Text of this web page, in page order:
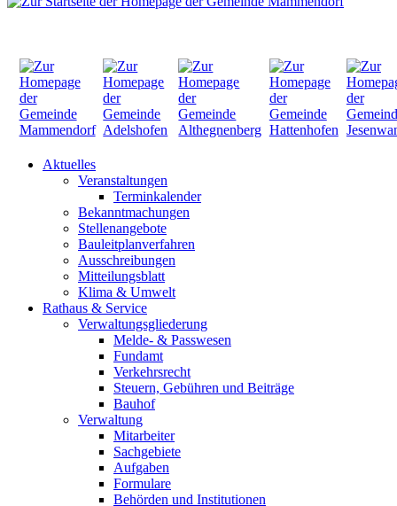
Aktuelles
Veranstaltungen
Terminkalender
Bekanntmachungen
Stellenangebote
Bauleitplanverfahren
Ausschreibungen
Mitteilungsblatt
Klima & Umwelt
Rathaus & Service
Verwaltungsgliederung
Melde- & Passwesen
Fundamt
Verkehrsrecht
Steuern, Gebühren und Beiträge
Bauhof
Verwaltung
Mitarbeiter
Sachgebiete
Aufgaben
Formulare
Behörden und Institutionen